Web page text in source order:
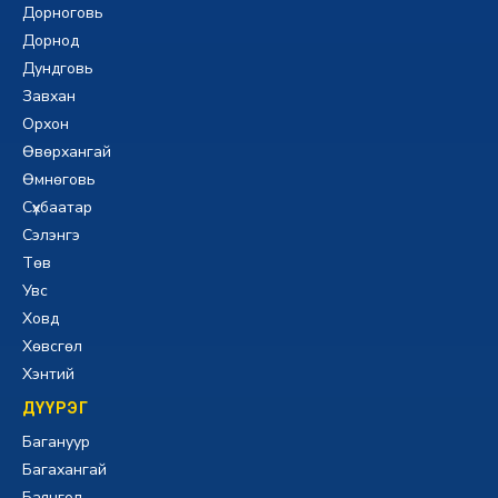
Дорноговь
Дорнод
Дундговь
Завхан
Орхон
Өвөрхангай
Өмнөговь
Сүхбаатар
Сэлэнгэ
Төв
Увс
Ховд
Хөвсгөл
Хэнтий
ДҮҮРЭГ
Багануур
Багахангай